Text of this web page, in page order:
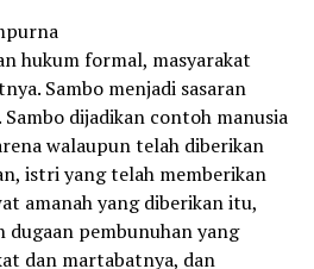
hukum formal, masyarakat
Sambo menjadi sasaran
dijadikan contoh manusia
walaupun telah diberikan
istri yang telah memberikan
amanah yang diberikan itu,
pembunuhan yang
dan martabatnya, dan